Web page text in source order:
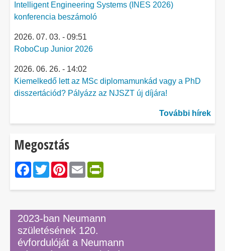
Intelligent Engineering Systems (INES 2026)
konferencia beszámoló
2026. 07. 03. - 09:51
RoboCup Junior 2026
2026. 06. 26. - 14:02
Kiemelkedő lett az MSc diplomamunkád vagy a PhD
disszertációd? Pályázz az NJSZT új díjára!
További hírek
Megosztás
Facebook
Twitter
Pinterest
Email
2023-ban Neumann
születésének 120.
évfordulóját a Neumann